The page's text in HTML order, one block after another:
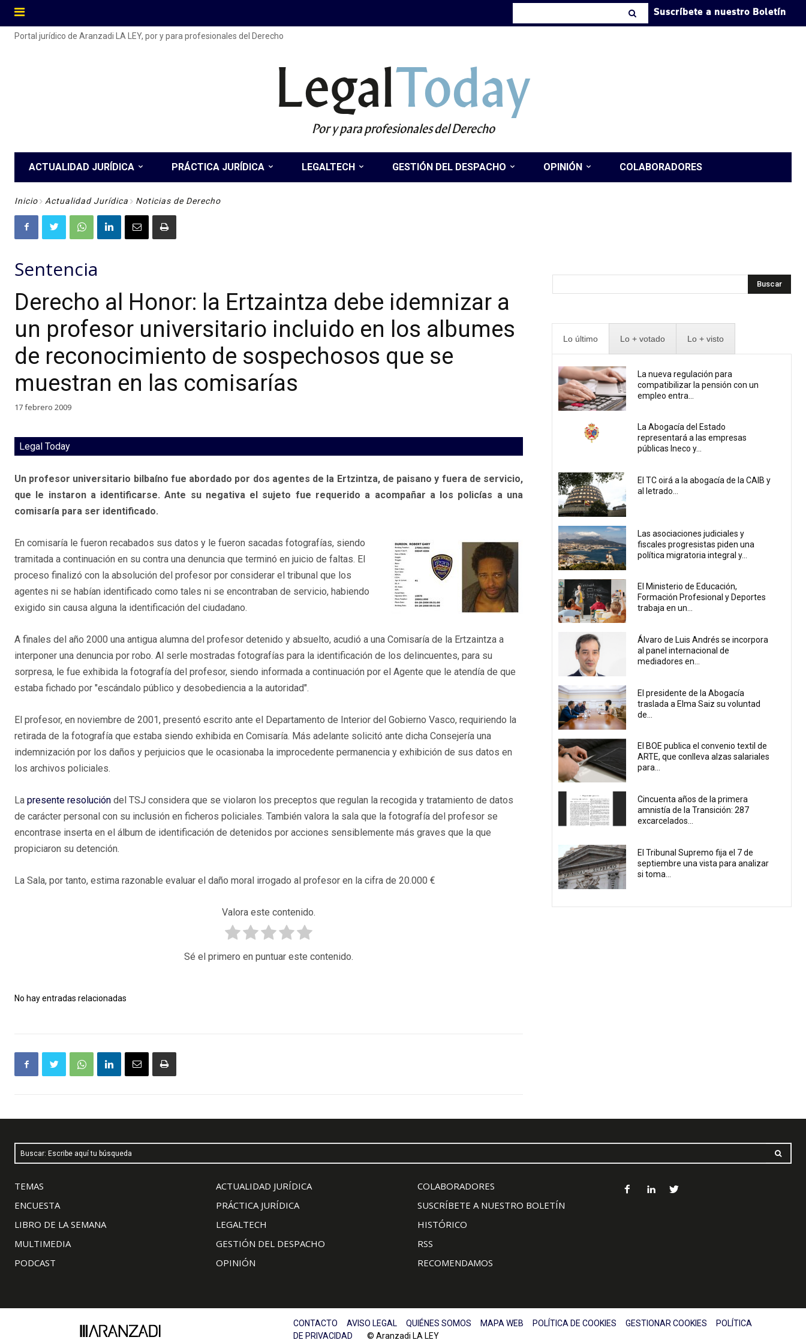
Suscríbete a nuestro Boletín
Portal jurídico de Aranzadi LA LEY, por y para profesionales del Derecho
LegalToday
Por y para profesionales del Derecho
ACTUALIDAD JURÍDICA PRÁCTICA JURÍDICA LEGALTECH GESTIÓN DEL DESPACHO OPINIÓN COLABORADORES
Inicio Actualidad Jurídica Noticias de Derecho
Sentencia
Derecho al Honor: la Ertzaintza debe idemnizar a
un profesor universitario incluido en los albumes
de reconocimiento de sospechosos que se
muestran en las comisarías
17 febrero 2009
Legal Today
Un profesor universitario bilbaíno fue abordado por dos agentes de la Ertzintza, de paisano y fuera de servicio,
que le instaron a identificarse. Ante su negativa el sujeto fue requerido a acompañar a los policías a una
comisaría para ser identificado.
En comisaría le fueron recabados sus datos y le fueron sacadas fotografías, siendo
tramitada a continuación en su contra una denuncia que terminó en juicio de faltas. El
proceso finalizó con la absolución del profesor por considerar el tribunal que los
agentes ni se habían identificado como tales ni se encontraban de servicio, habiendo
exigido sin causa alguna la identificación del ciudadano.
A finales del año 2000 una antigua alumna del profesor detenido y absuelto, acudió a una Comisaría de la Ertzaintza a
interponer una denuncia por robo. Al serle mostradas fotografías para la identificación de los delincuentes, para su
sorpresa, le fue exhibida la fotografía del profesor, siendo informada a continuación por el Agente que le atendía de que
estaba fichado por "escándalo público y desobediencia a la autoridad".
El profesor, en noviembre de 2001, presentó escrito ante el Departamento de Interior del Gobierno Vasco, requiriendo la
retirada de la fotografía que estaba siendo exhibida en Comisaría. Más adelante solicitó ante dicha Consejería una
indemnización por los daños y perjuicios que le ocasionaba la improcedente permanencia y exhibición de sus datos en
los archivos policiales.
La presente resolución del TSJ considera que se violaron los preceptos que regulan la recogida y tratamiento de datos
de carácter personal con su inclusión en ficheros policiales. También valora la sala que la fotografía del profesor se
encontrase inserta en el álbum de identificación de detenidos por acciones sensiblemente más graves que la que
propiciaron su detención.
La Sala, por tanto, estima razonable evaluar el daño moral irrogado al profesor en la cifra de 20.000 €
Valora este contenido.
Sé el primero en puntuar este contenido.
No hay entradas relacionadas
Buscar
Lo último Lo + votado Lo + visto
La nueva regulación para
compatibilizar la pensión con un
empleo entra...
La Abogacía del Estado
representará a las empresas
públicas Ineco y...
El TC oirá a la abogacía de la CAIB y
al letrado...
Las asociaciones judiciales y
fiscales progresistas piden una
política migratoria integral y...
El Ministerio de Educación,
Formación Profesional y Deportes
trabaja en un...
Álvaro de Luis Andrés se incorpora
al panel internacional de
mediadores en...
El presidente de la Abogacía
traslada a Elma Saiz su voluntad
de...
El BOE publica el convenio textil de
ARTE, que conlleva alzas salariales
para...
Cincuenta años de la primera
amnistía de la Transición: 287
excarcelados...
El Tribunal Supremo fija el 7 de
septiembre una vista para analizar
si toma...
Buscar: Escribe aquí tu búsqueda
TEMAS
ENCUESTA
LIBRO DE LA SEMANA
MULTIMEDIA
PODCAST
ACTUALIDAD JURÍDICA
PRÁCTICA JURÍDICA
LEGALTECH
GESTIÓN DEL DESPACHO
OPINIÓN
COLABORADORES
SUSCRÍBETE A NUESTRO BOLETÍN
HISTÓRICO
RSS
RECOMENDAMOS
CONTACTO AVISO LEGAL QUIÉNES SOMOS MAPA WEB POLÍTICA DE COOKIES GESTIONAR COOKIES
POLÍTICA
DE PRIVACIDAD © Aranzadi LA LEY